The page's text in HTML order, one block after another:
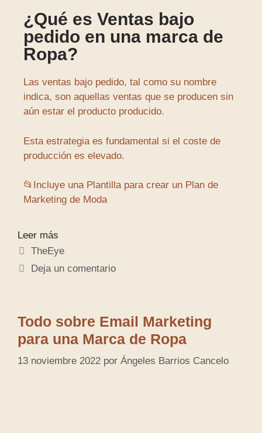
¿Qué es Ventas bajo
pedido en una marca de
Ropa?
Las ventas bajo pedido, tal como su nombre
indica, son aquellas ventas que se producen sin
aún estar el producto producido.
Esta estrategia es fundamental si el coste de
producción es elevado.
📂Incluye una Plantilla para crear un Plan de
Marketing de Moda
Leer más
TheEye
Deja un comentario
Todo sobre Email Marketing
para una Marca de Ropa
13 noviembre 2022 por Ángeles Barrios Cancelo